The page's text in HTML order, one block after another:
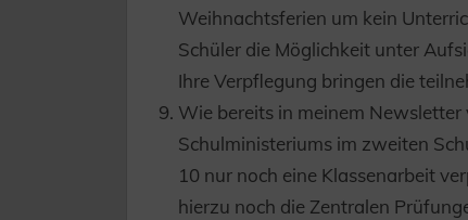
Weihnachtsferien um kein
Schüler die Möglichkeit unter
Ihre Verpflegung bringen die
Wie bereits in meinem
Schulministeriums im zweiten
10 nur noch eine Klassenarbeit
hierzu noch die Zentralen